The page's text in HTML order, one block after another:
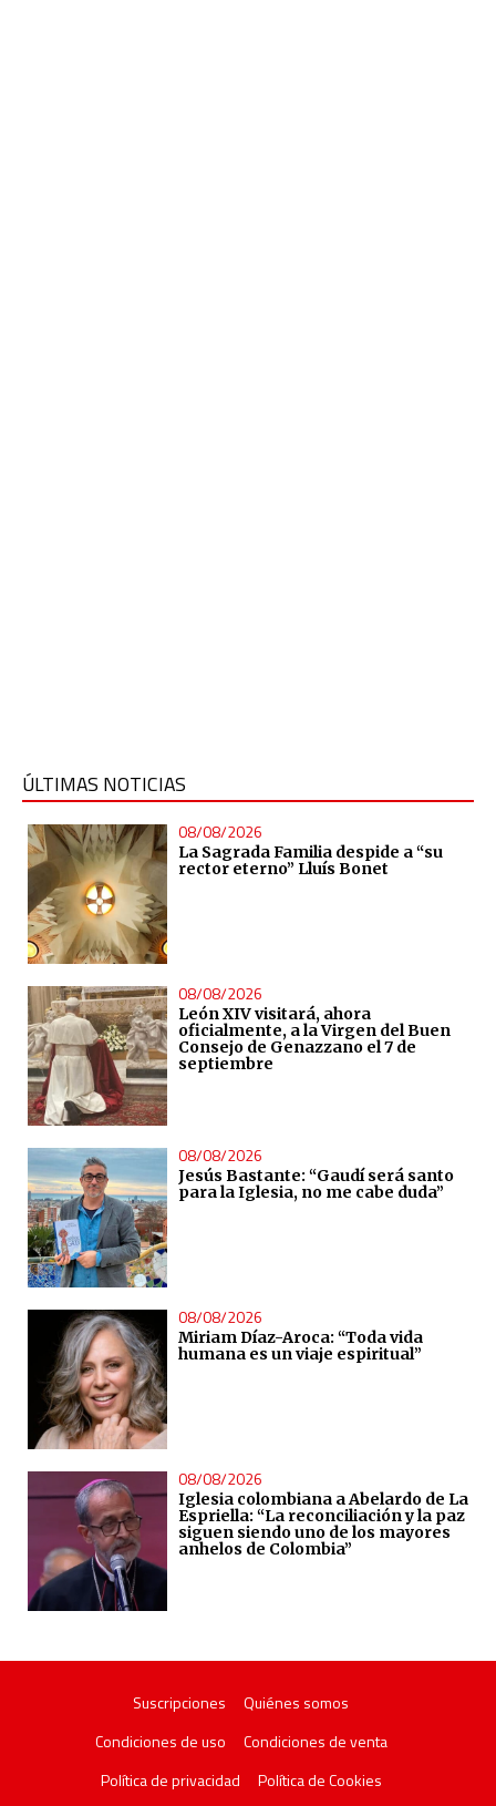
ÚLTIMAS NOTICIAS
08/08/2026
La Sagrada Familia despide a “su
rector eterno” Lluís Bonet
08/08/2026
León XIV visitará, ahora
oficialmente, a la Virgen del Buen
Consejo de Genazzano el 7 de
septiembre
08/08/2026
Jesús Bastante: “Gaudí será santo
para la Iglesia, no me cabe duda”
08/08/2026
Miriam Díaz-Aroca: “Toda vida
humana es un viaje espiritual”
08/08/2026
Iglesia colombiana a Abelardo de La
Espriella: “La reconciliación y la paz
siguen siendo uno de los mayores
anhelos de Colombia”
Suscripciones
Quiénes somos
Condiciones de uso
Condiciones de venta
Política de privacidad
Política de Cookies